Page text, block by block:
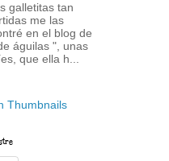
galletitas tan
me las
en el blog de
águilas ", unas
que ella h...